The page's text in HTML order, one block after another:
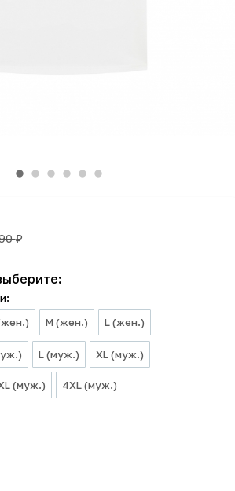
₽
M (жен.) L (жен.)
L (муж.) XL (муж.)
(муж.) 4XL (муж.)